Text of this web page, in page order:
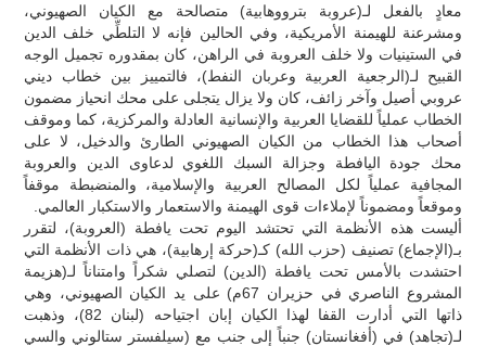
معادٍ بالفعل لـ(عروبة بترووهابية) متصالحة مع الكيان الصهيوني،
ومشرعنة للهيمنة الأمريكية، وفي الحالين فإنه لا التلطِّي خلف الدين
في الستينيات ولا خلف العروبة في الراهن، كان بمقدوره تجميل الوجه
القبيح لـ(الرجعية العربية وعربان النفط)، فالتمييز بين خطاب ديني
عروبي أصيل وآخر زائف، كان ولا يزال يتجلى على محك انحياز مضمون
الخطاب عملياً للقضايا العربية والإنسانية العادلة والمركزية، كما وموقف
أصحاب هذا الخطاب من الكيان الصهيوني الطارئ والدخيل، لا على
محك جودة اليافطة وجزالة السبك اللغوي لدعاوى الدين والعروبة
المجافية عملياً لكل المصالح العربية والإسلامية، والمنضبطة موقفاً
وموقعاً ومضموناً لإملاءات قوى الهيمنة والاستعمار والاستكبار العالمي.
أليست هذه الأنظمة التي تحتشد اليوم تحت يافطة (العروبة)، لتقرر
بـ(الإجماع) تصنيف (حزب الله) كـ(حركة إرهابية)، هي ذات الأنظمة التي
احتشدت بالأمس تحت يافطة (الدين) لتصلي شكراً وامتناناً لـ(هزيمة
المشروع الناصري في حزيران 67م) على يد الكيان الصهيوني، وهي
ذاتها التي أدارت القفا لهذا الكيان إبان اجتياحه (لبنان 82)، وذهبت
لـ(تجاهد) في (أفغانستان) جنباً إلى جنب مع (سيلفستر ستالوني والسي